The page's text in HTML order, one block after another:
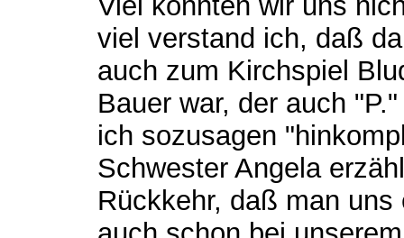
viel verstand ich, daß
auch zum Kirchspiel
Bauer war, der auch
ich sozusagen
Schwester Angela
Rückkehr, daß man